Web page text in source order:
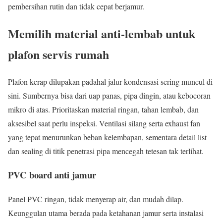
pembersihan rutin dan tidak cepat berjamur.
Memilih material anti-lembab untuk
plafon servis rumah
Plafon kerap dilupakan padahal jalur kondensasi sering muncul di
sini. Sumbernya bisa dari uap panas, pipa dingin, atau kebocoran
mikro di atas. Prioritaskan material ringan, tahan lembab, dan
aksesibel saat perlu inspeksi. Ventilasi silang serta exhaust fan
yang tepat menurunkan beban kelembapan, sementara detail list
dan sealing di titik penetrasi pipa mencegah tetesan tak terlihat.
PVC board anti jamur
Panel PVC ringan, tidak menyerap air, dan mudah dilap.
Keunggulan utama berada pada ketahanan jamur serta instalasi